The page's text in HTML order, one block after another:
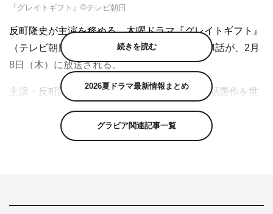
『グレイトギフト』©テレビ朝日
反町隆史が主演を務める、木曜ドラマ『グレイトギフト』
（テレビ朝日系 毎週木曜 午後9時～）の第4話が、2月
8日（木）に放送される。
主演・反町隆史×脚本・黒岩勉という、数々の話題作を世
に送り出してきた2人が“グレイトタッグ”を組む完全オリ
ジナル作品『グレイトギフト』。完全犯罪の殺人を可能に
する未知の殺人球菌「ギフト」を巡る、衝撃のサバイバル
よって極秘培養されたギフトを悪用し、邪魔者を次々と消
続きを読む
2026夏ドラマ最新情報まとめ
グラビア関連記事一覧